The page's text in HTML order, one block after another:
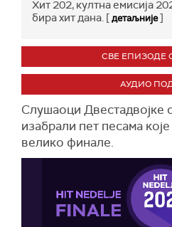
Хит 202, култна емисија
бира хит дана. [детаљније]
СВЕ ЕПИЗОДЕ
АУДИО
Слушаоци Двестадвојке
изабрали пет песама
велико финале.